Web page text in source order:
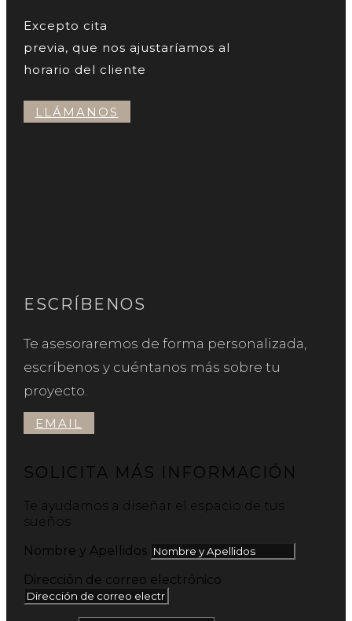
Excepto cita
previa, que nos ajustaríamos al
horario del cliente
LLÁMANOS
ESCRÍBENOS
Te asesoraremos de forma personalizada,
escríbenos y cuéntanos más sobre tu
proyecto.
EMAIL
SOLICITA MÁS INFORMACIÓN
Te ayudamos a diseñar el espacio de tus
sueños
Nombre y Apellidos
Dirección de correo electrónico